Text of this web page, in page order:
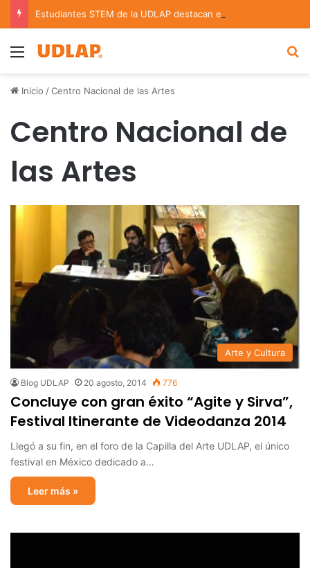
Menu
Inicio /Centro Nacional de las Artes
Centro Nacional de
las Artes
Arte y Cultura
Blog UDLAP 20 agosto, 2014 776
Concluye con gran éxito “Agite y Sirva”,
Festival Itinerante de Videodanza 2014
Llegó a su fin, en el foro de la Capilla del Arte UDLAP, el único
festival en México dedicado a…
Leer más »